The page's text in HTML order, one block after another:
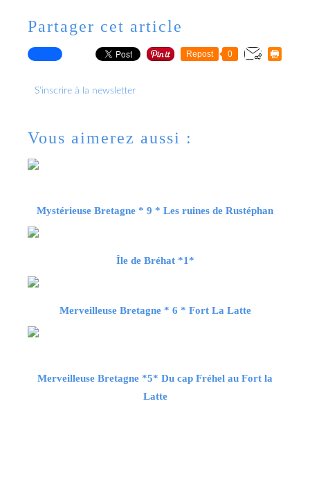
Partager cet article
Repost 0
S'inscrire à la newsletter
Vous aimerez aussi :
Mystérieuse Bretagne * 9 * Les ruines de Rustéphan
Île de Bréhat *1*
Merveilleuse Bretagne * 6 * Fort La Latte
Merveilleuse Bretagne *5* Du cap Fréhel au Fort la
Latte